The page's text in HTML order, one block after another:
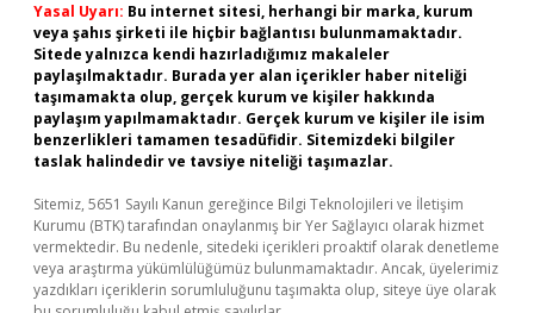
Yasal Uyarı: Bu internet sitesi, herhangi bir marka, kurum
veya şahıs şirketi ile hiçbir bağlantısı bulunmamaktadır.
Sitede yalnızca kendi hazırladığımız makaleler
paylaşılmaktadır. Burada yer alan içerikler haber niteliği
taşımamakta olup, gerçek kurum ve kişiler hakkında
paylaşım yapılmamaktadır. Gerçek kurum ve kişiler ile isim
benzerlikleri tamamen tesadüfidir. Sitemizdeki bilgiler
taslak halindedir ve tavsiye niteliği taşımazlar.
Sitemiz, 5651 Sayılı Kanun gereğince Bilgi Teknolojileri ve İletişim
Kurumu (BTK) tarafından onaylanmış bir Yer Sağlayıcı olarak hizmet
vermektedir. Bu nedenle, sitedeki içerikleri proaktif olarak denetleme
veya araştırma yükümlülüğümüz bulunmamaktadır. Ancak, üyelerimiz
yazdıkları içeriklerin sorumluluğunu taşımakta olup, siteye üye olarak